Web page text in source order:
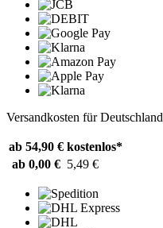
Versandkosten für Deutschland
ab 54,90 € kostenlos*
ab 0,00 € 5,49 €